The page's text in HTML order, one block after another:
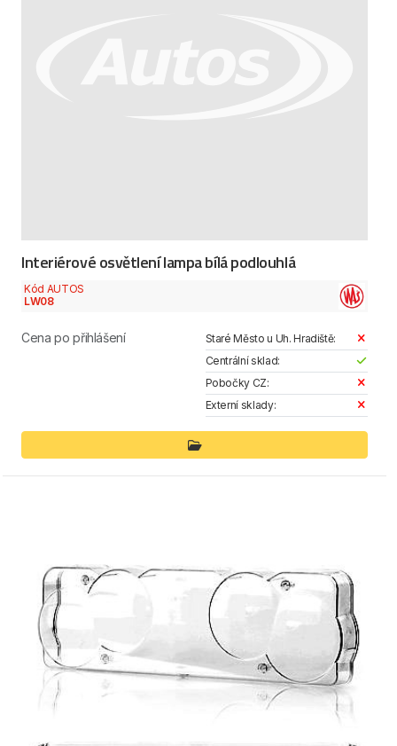
Interiérové osvětlení lampa bílá podlouhlá
Kód AUTOS
LW08
Cena po přihlášení
Staré Město u Uh. Hradiště:
Centrální sklad:
Pobočky CZ:
Externí sklady: